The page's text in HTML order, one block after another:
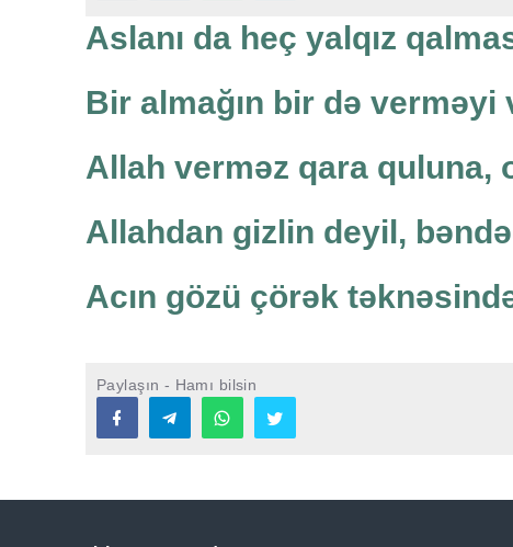
Aslanı da heç yalqız
Bir almağın bir də verməyi
Allah verməz qara quluna,
Allahdan gizlin deyil,
Acın gözü çörək
Paylaşın - Hamı bilsin